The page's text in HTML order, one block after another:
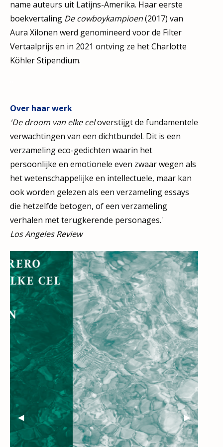
name auteurs uit Latijns-Amerika. Haar eerste
boekvertaling De cowboykampioen(2017) van
Aura Xilonen werd genomineerd voor de Filter
Vertaalprijs en in 2021 ontving ze het Charlotte
Köhler Stipendium.
Over haar werk
'De droom van elke celoverstijgt de fundamentele
verwachtingen van een dichtbundel. Dit is een
verzameling eco-gedichten waarin het
persoonlijke en emotionele even zwaar wegen als
het wetenschappelijke en intellectuele, maar kan
ook worden gelezen als een verzameling essays
die hetzelfde betogen, of een verzameling
verhalen met terugkerende personages.'
Los Angeles Review
Previous Slide
◀︎ Next Slide
▶︎